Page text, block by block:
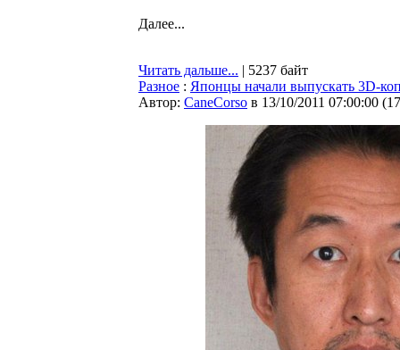
Далее...
Читать дальше... | 5237 байт
Разное : Японцы начали выпускать 3D-
Автор: CaneCorso в 13/10/2011 07:00:00 (